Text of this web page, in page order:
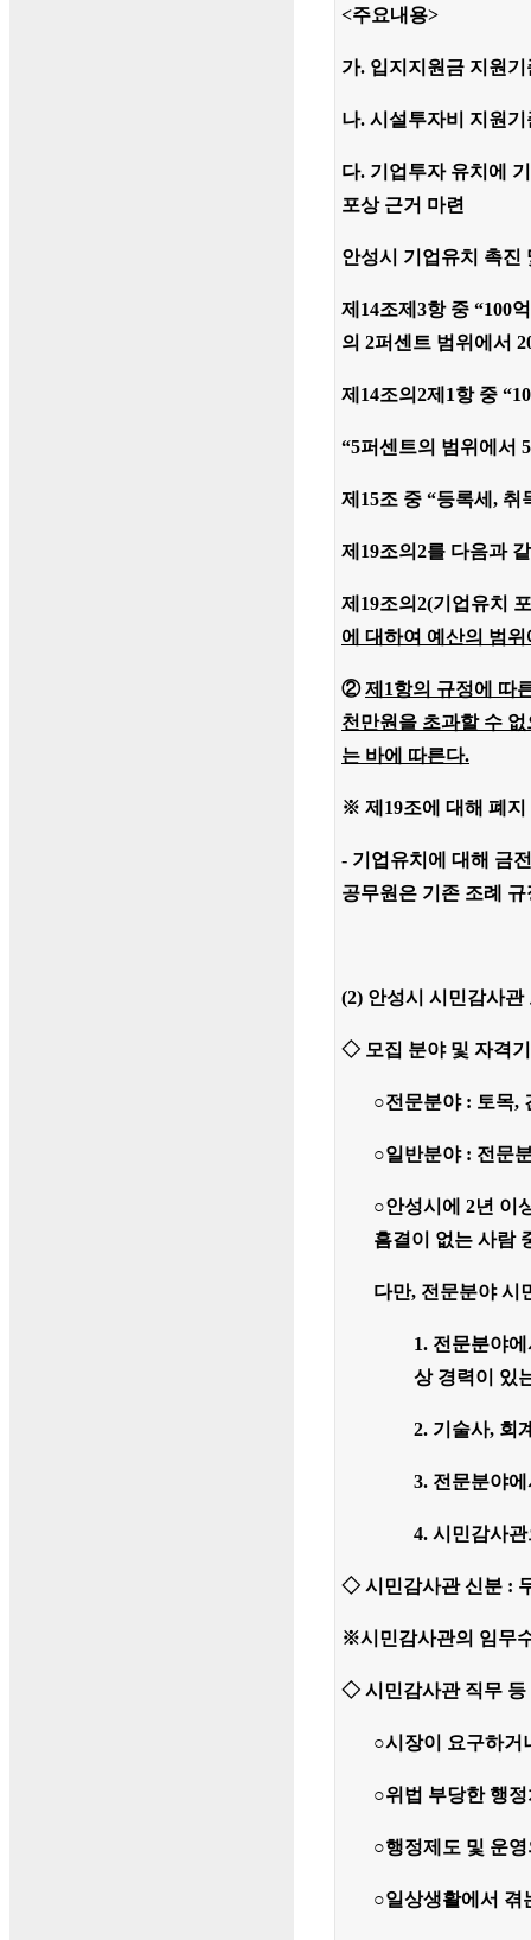
<주요내용>
가. 입지지원금 지원
나. 시설투자비 지원
다. 기업투자 유치에
포상 근거 마련
안성시 기업유치 촉진
제14조제3항중 “100
의 2퍼센트 범위에서
제14조의2제1항 중
“5퍼센트의 범위에서
제15조 중 “등록세, 취
제19조의2를 다음과
제19조의2(기업유치
에 대하여 예산의 범
②제1항의 규정에 따
천만원을 초과할 수
는 바에 따른다.
※ 제19조에 대해 폐지
- 기업유치에 대해 금
공무원은 기존 조례
(2) 안성시 시민감사관
◇ 모집 분야 및 자격
○전문분야 : 토목,
○일반분야 : 전문
○안성시에 2년 이
흠결이 없는 사람
다만, 전문분야 시
1. 전문분야
상 경력이 있
2. 기술사, 회
3. 전문분야
4. 시민감사
◇ 시민감사관 신분 :
※시민감사관의 임무
◇ 시민감사관 직무 등
○시장이 요구하거
○위법 부당한 행
○행정제도 및 운
○일상생활에서 겪